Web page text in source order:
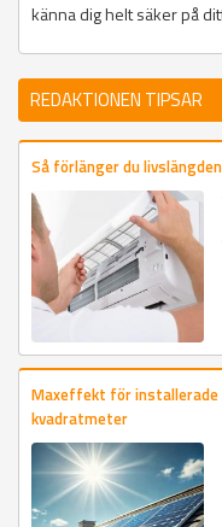
känna dig helt säker på
REDAKTIONEN TIPSAR
Så förlänger du
Maxeffekt för installerade
kvadratmeter